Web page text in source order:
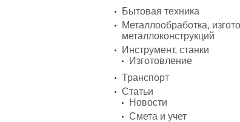
Бытовая техника
Металлообработка,
металлоконструкций
Инструмент, станки
Изготовление
Транспорт
Статьи
Новости
Смета и учет